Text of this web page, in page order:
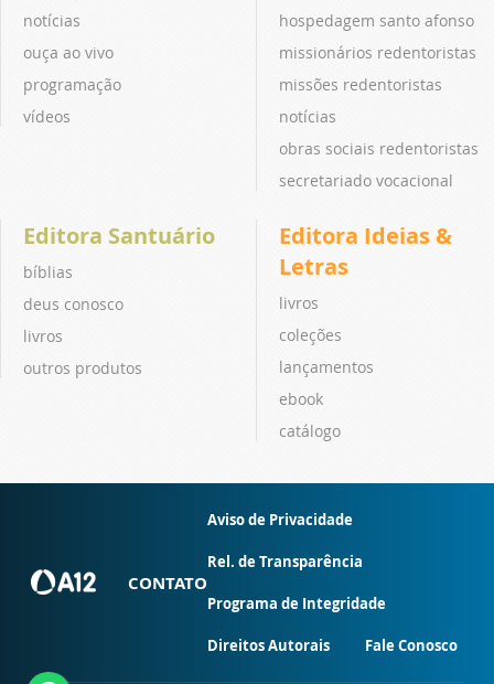
notícias
ouça ao vivo
programação
vídeos
hospedagem santo afonso
missionários redentoristas
missões redentoristas
notícias
obras sociais redentoristas
secretariado vocacional
Editora Santuário
bíblias
deus conosco
livros
outros produtos
Editora Ideias &
Letras
livros
coleções
lançamentos
ebook
catálogo
CONTATO
Aviso de Privacidade
Rel. de Transparência
Programa de Integridade
Direitos Autorais Fale Conosco